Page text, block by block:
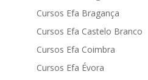
Cursos Efa Bragança
Cursos Efa Castelo Branco
Cursos Efa Coimbra
Cursos Efa Évora